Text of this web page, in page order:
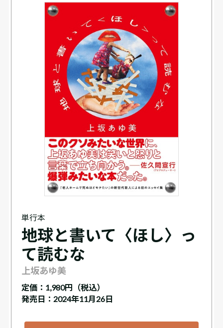
単行本
地球と書いて〈ほし〉っ
て読むな
上坂あゆ美
定価： 1,980円（税込）
発売日：2024年11月26日